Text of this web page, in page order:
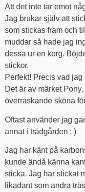
Att det inte tar emot
Jag brukar själv att
som stickas fram och
muddar så hade jag
dessa ur en korg.
stickor.
Perfekt! Precis vad jag
Det är av märket
överraskande sköna
Oftast använder jag
annat i trädgården : )
Jag har känt på
kunde ändå känna
sticka. Jag har stickat
likadant som andra